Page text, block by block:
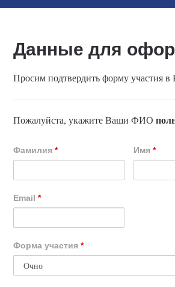
Данные для
Просим подтвердить форму участия
Пожалуйста, укажите Ваши ФИО
Фамилия *
Email *
Имя *
Форма участия *